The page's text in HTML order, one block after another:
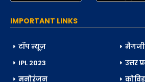
IMPORTANT LINKS
टॉप न्यूज़
IPL 2023
उत्तर
मनोरंजन